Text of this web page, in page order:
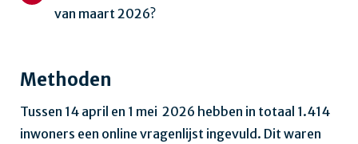
van maart 2026?
Methoden
Tussen 14 april en 1 mei 2026 hebben in totaal 1.414
inwoners een online vragenlijst ingevuld. Dit waren